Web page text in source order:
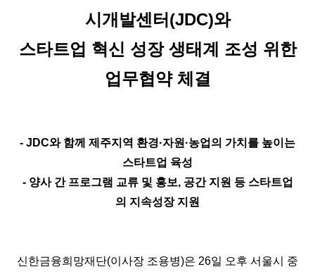
시개발센터(JDC)와
스타트업 혁신 성장 생태계 조성 위한
업무협약 체결
- JDC와 함께 제주지역 환경·자원·농업의 가치를 높이는
스타트업 육성
- 양사 간 프로그램 교류 및 홍보, 공간 지원 등 스타트업
의 지속성장 지원
신한금융희망재단(이사장 조용병)은 26일 오후 서울시 중